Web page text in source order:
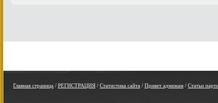
Главная страница / РЕГИСТРАЦИЯ / Статистика сайта / Привет админам / Статьи